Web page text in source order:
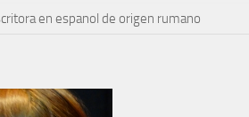
en espanol de origen rumano